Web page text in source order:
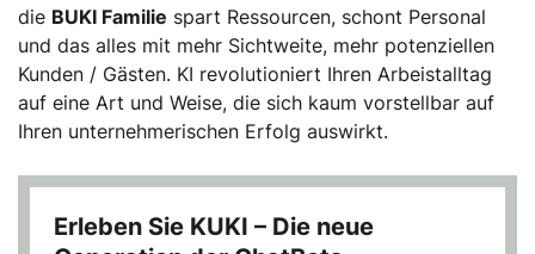
die BUKI Familie spart Ressourcen, schont Personal
und das alles mit mehr Sichtweite, mehr potenziellen
Kunden / Gästen. KI revolutioniert Ihren Arbeistalltag
auf eine Art und Weise, die sich kaum vorstellbar auf
Ihren unternehmerischen Erfolg auswirkt.
Erleben Sie KUKI – Die neue